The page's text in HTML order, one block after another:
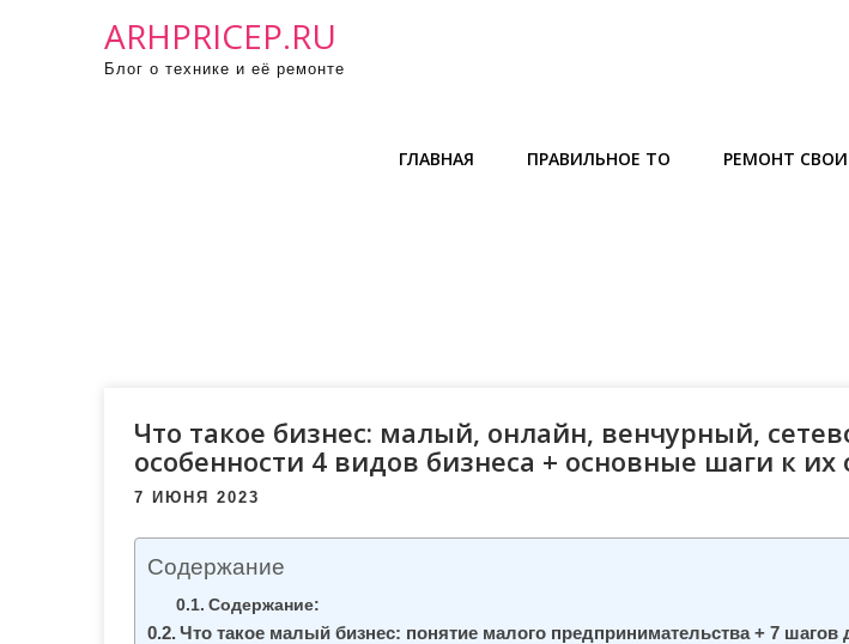
ARHPRICEP.RU
Блог о технике и её ремонте
ГЛАВНАЯ ПРАВИЛЬНОЕ ТО РЕМОНТ
Что такое бизнес: малый, онлайн, венчурный,
особенности 4 видов бизнеса + основные шаги к их
7 ИЮНЯ 2023
Содержание
Содержание:
Что такое малый бизнес: понятие малого предпринимательства + 7 шагов